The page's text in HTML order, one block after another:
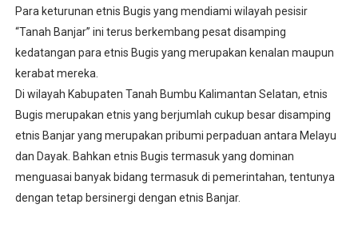
Para keturunan etnis Bugis yang mendiami wilayah pesisir
“Tanah Banjar” ini terus berkembang pesat disamping
kedatangan para etnis Bugis yang merupakan kenalan maupun
kerabat mereka.
Di wilayah Kabupaten Tanah Bumbu Kalimantan Selatan, etnis
Bugis merupakan etnis yang berjumlah cukup besar disamping
etnis Banjar yang merupakan pribumi perpaduan antara Melayu
dan Dayak. Bahkan etnis Bugis termasuk yang dominan
menguasai banyak bidang termasuk di pemerintahan, tentunya
dengan tetap bersinergi dengan etnis Banjar.